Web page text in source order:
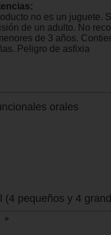
no es un juguete.
de un adulto. No
de 3 años.
Peligro de asfixia
orales
(4 pequeños y 4